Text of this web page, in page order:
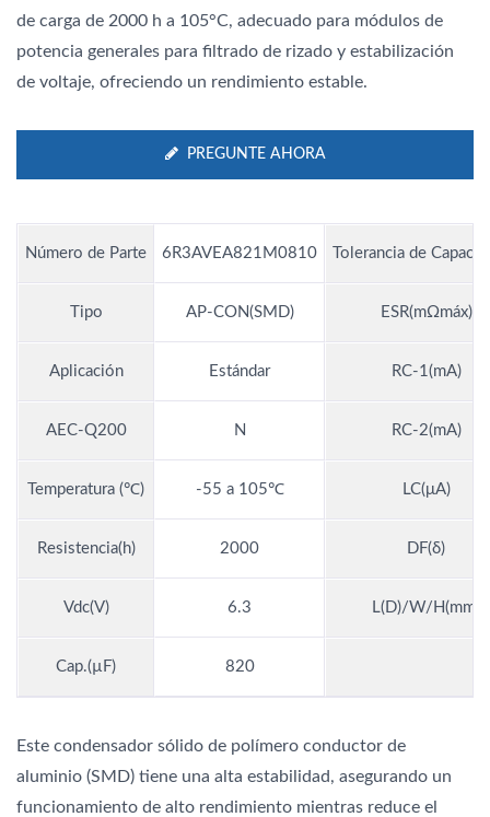
de carga de 2000 h a 105°C, adecuado para módulos de
potencia generales para filtrado de rizado y estabilización
de voltaje, ofreciendo un rendimiento estable.
PREGUNTE AHORA
Número de Parte 6R3AVEA821M0810 Tolerancia de
Tipo AP-CON(SMD) ESR(mΩmáx)
Aplicación Estándar RC-1(mA)
AEC-Q200 N RC-2(mA)
Temperatura (℃) -55 a 105℃ LC(μA)
Resistencia(h) 2000 DF(δ)
Vdc(V) 6.3 L(D)/W/H(mm)
Cap.(µF) 820
Este condensador sólido de polímero conductor de
aluminio (SMD) tiene una alta estabilidad, asegurando un
funcionamiento de alto rendimiento mientras reduce el